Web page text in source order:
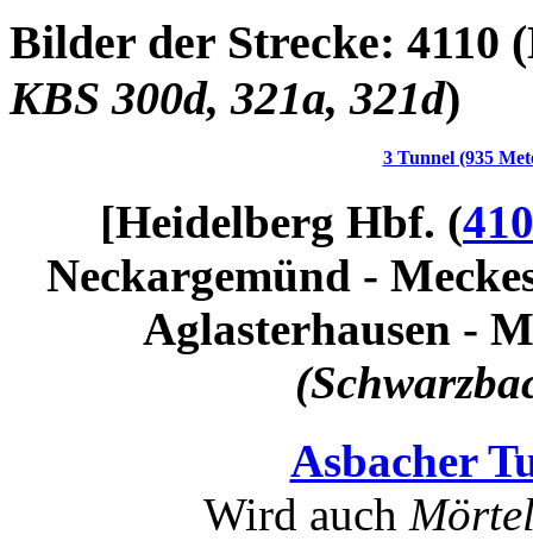
Bilder der Strecke: 4110
KBS 300d, 321a, 321d)
3 Tunnel (935
[Heidelberg Hbf. (
Neckargemünd -
Aglasterhausen -
Asbacher
Wird auch